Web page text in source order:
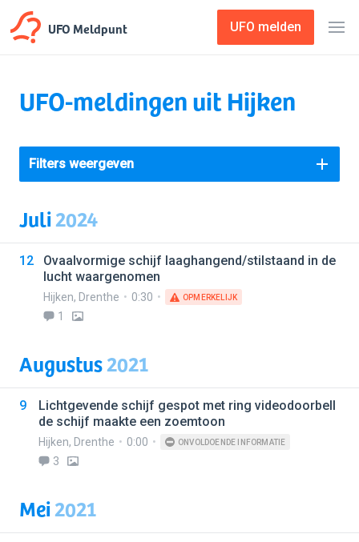
UFO Meldpunt UFO melden
UFO-meldingen uit Hijken
Filters weergeven
Juli2024
12
Ovaalvormige schijf laaghangend/stilstaand in de
lucht waargenomen
Hijken, Drenthe 0:30 OPMERKELIJK
1
Augustus2021
9
Lichtgevende schijf gespot met ring videodoorbell
de schijf maakte een zoemtoon
Hijken, Drenthe 0:00 ONVOLDOENDE INFORMATIE
3
Mei2021